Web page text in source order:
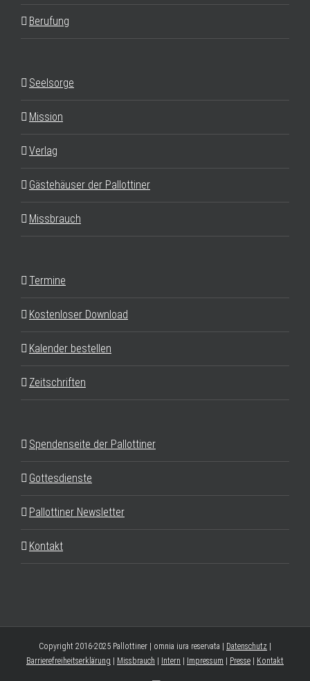
Berufung
Seelsorge
Mission
Verlag
Gästehäuser der Pallottiner
Missbrauch
Termine
Kostenloser Download
Kalender bestellen
Zeitschriften
Spendenseite der Pallottiner
Gottesdienste
Pallottiner Newsletter
Kontakt
Copyright 2016-2025 Pallottiner | omnia iura reservata | Datenschutz
Barrierefreiheitserklärung
Missbrauch Intern Impressum Presse Kontakt